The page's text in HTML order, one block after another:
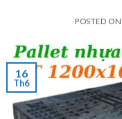
POSTED ON
16
Th6